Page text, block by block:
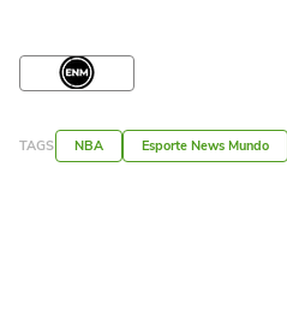
TAGS NBA Esporte News Mundo